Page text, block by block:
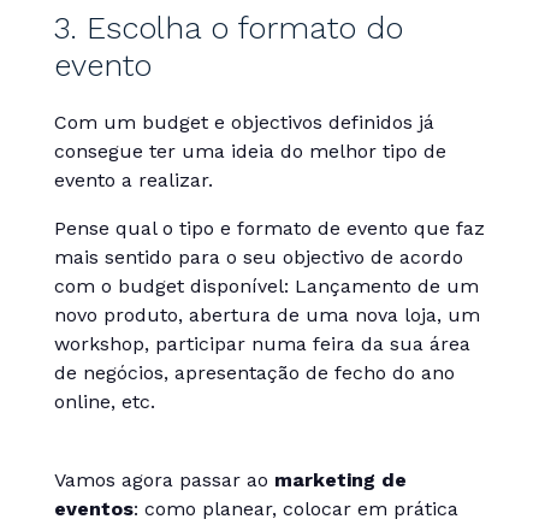
3. Escolha o formato do
evento
Com um budget e objectivos definidos já
consegue ter uma ideia do melhor tipo de
evento a realizar.
Pense qual o tipo e formato de evento que faz
mais sentido para o seu objectivo de acordo
com o budget disponível: Lançamento de um
novo produto, abertura de uma nova loja, um
workshop, participar numa feira da sua área
de negócios, apresentação de fecho do ano
online, etc.
Vamos agora passar ao marketing de
eventos: como planear, colocar em prática